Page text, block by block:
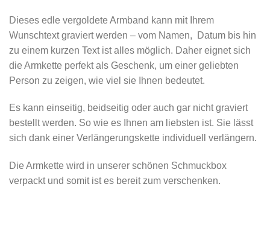
Dieses edle vergoldete Armband kann mit Ihrem
Wunschtext graviert werden – vom Namen, Datum bis hin
zu einem kurzen Text ist alles möglich. Daher eignet sich
die Armkette perfekt als Geschenk, um einer geliebten
Person zu zeigen, wie viel sie Ihnen bedeutet.
Es kann einseitig, beidseitig oder auch gar nicht graviert
bestellt werden. So wie es Ihnen am liebsten ist. Sie lässt
sich dank einer Verlängerungskette individuell verlängern.
Die Armkette wird in unserer schönen Schmuckbox
verpackt und somit ist es bereit zum verschenken.